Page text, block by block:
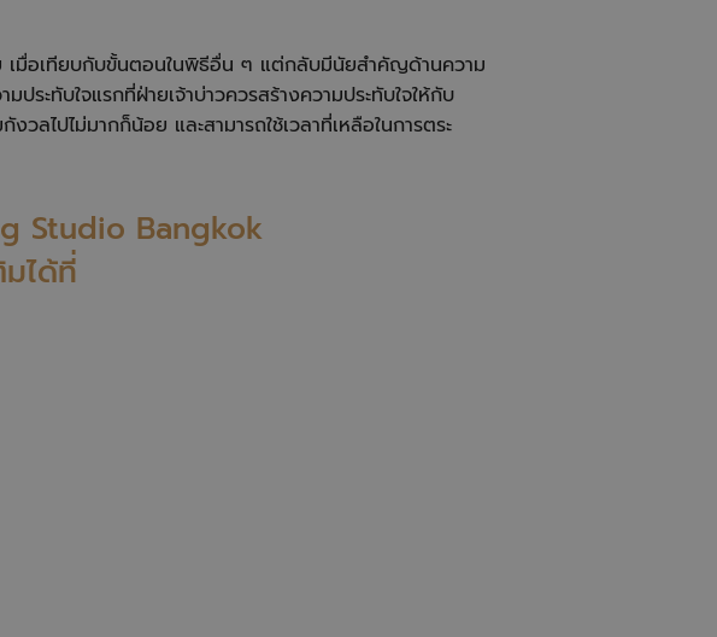
เมื่อเทียบกับขั้นตอนในพิธีอื่น ๆ แต่กลับมีนัยสำคัญด้านความ
ประทับใจแรกที่ฝ่ายเจ้าบ่าวควรสร้างความประทับใจให้กับ
วลไปไม่มากก็น้อย และสามารถใช้เวลาที่เหลือในการตระ
Studio Bangkok
ได้ที่